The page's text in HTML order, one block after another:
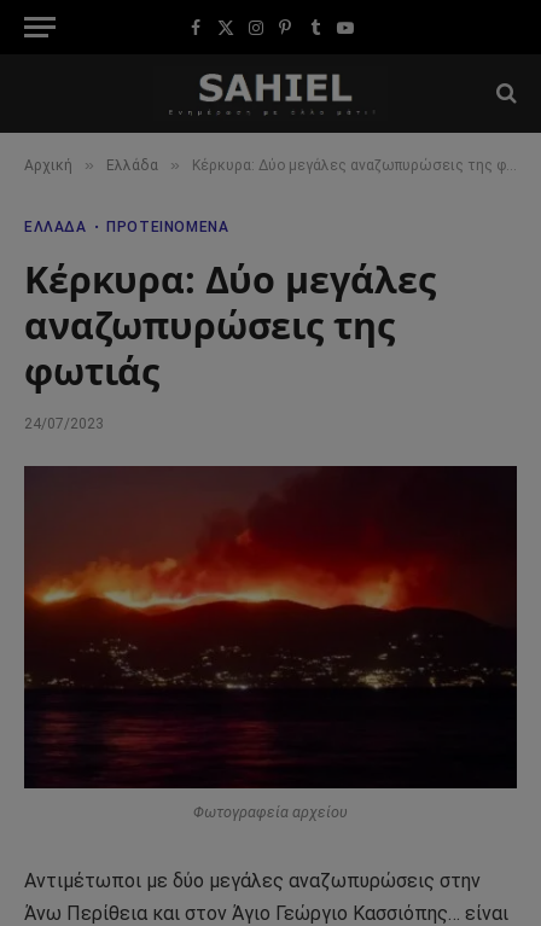
Facebook
X
Instagram
Pinterest
TumblrYouTube
Αρχική » Ελλάδα » Κέρκυρα: Δύο μεγάλες αναζωπυρώσεις της φωτιάς
ΕΛΛΆΔΑ ΠΡΟΤΕΙΝΌΜΕΝΑ
Κέρκυρα: Δύο μεγάλες
αναζωπυρώσεις της
φωτιάς
24/07/2023
Φωτογραφεία αρχείου
Αντιμέτωποι με δύο μεγάλες αναζωπυρώσεις στην
Άνω Περίθεια και στον Άγιο Γεώργιο Κασσιόπης… είναι